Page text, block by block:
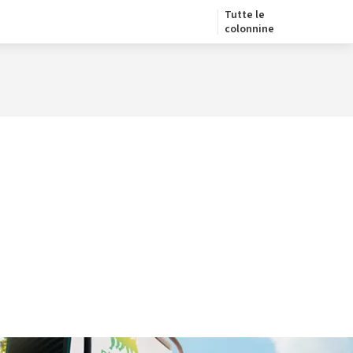
Tutte le
colonnine